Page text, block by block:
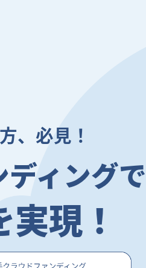
、必見！
ィングで
現！